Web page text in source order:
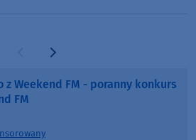
Poprzednia strona
Następna strona
z Weekend FM - poranny konkurs
FM